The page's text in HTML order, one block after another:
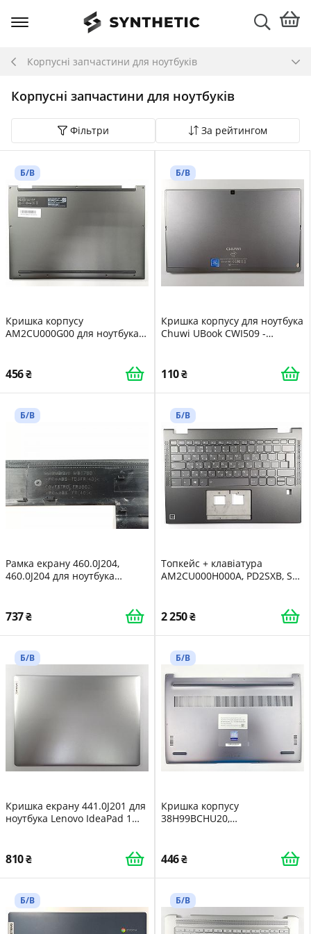
Корпусні запчастини для ноутбуків
Корпусні запчастини для ноутбуків
Фільтри За рейтингом
Б/В
Кришка корпусу
AM2CU000G00 для ноутбука
456
Б/В
Кришка корпусу для ноутбука
Chuwi UBook CWI509 -
110
Б/В
Рамка екрану 460.0J204,
460.0J204 для ноутбука
737
Б/В
Топкейс + клавіатура
AM2CU000H000A, PD2SXB, SG-
81JL - 193268501935
2 250
Б/В
Кришка екрану 441.0J201 для
ноутбука Lenovo IdeaPad 1
810
Б/В
Кришка корпусу
38H99BCHU20,
D14 NbB-WAH9P -
446
Б/В Б/В